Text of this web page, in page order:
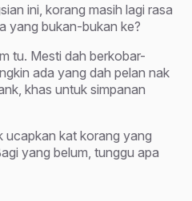
ini, korang masih lagi rasa
yang bukan-bukan ke?
tu. Mesti dah berkobar-
ada yang dah pelan nak
khas untuk simpanan
ucapkan kat korang yang
yang belum, tunggu apa